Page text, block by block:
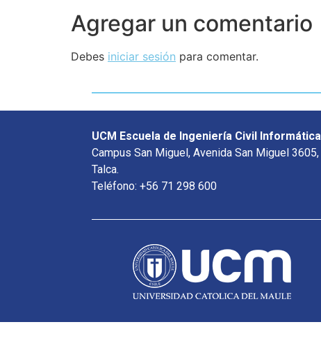
Agregar un comentario
Debes iniciar sesión para comentar.
UCM Escuela de Ingeniería Civil Informática
Campus San Miguel, Avenida San Miguel 3605,
Talca.
Teléfono: +56 71 298 600